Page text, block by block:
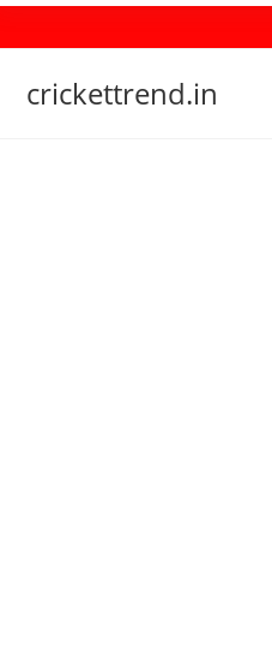
Skip
to
crickettrend.in